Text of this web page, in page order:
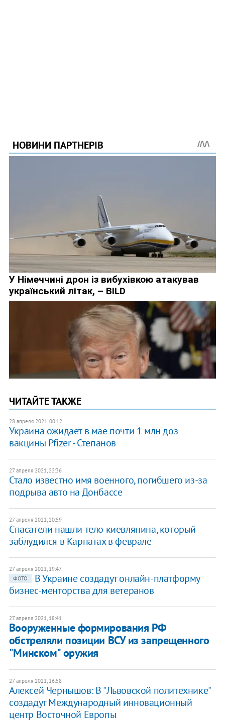
ЧИТАЙТЕ ТАКЖЕ
28 апреля 2021, 00:12
Украина ожидает в мае почти 1 млн доз
вакцины Pfizer - Степанов
27 апреля 2021, 22:36
Стало известно имя военного, погибшего из-за
подрыва авто на Донбассе
27 апреля 2021, 20:59
Спасатели нашли тело киевлянина, который
заблудился в Карпатах в феврале
27 апреля 2021, 19:47
ФОТО
В Украине создадут онлайн-платформу
бизнес-менторства для ветеранов
27 апреля 2021, 18:41
Вооруженные формирования РФ
обстреляли позиции ВСУ из запрещенного
"Минском" оружия
27 апреля 2021, 16:58
Алексей Чернышов: В "Львовской политехнике"
создадут Международный инновационный
центр Восточной Европы